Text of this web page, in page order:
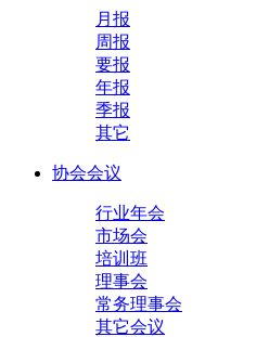
月报
周报
要报
年报
季报
其它
协会会议
行业年会
市场会
培训班
理事会
常务理事会
其它会议